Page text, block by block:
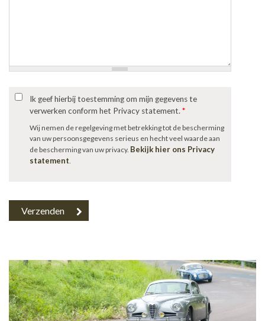
Ik geef hierbij toestemming om mijn gegevens te
verwerken conform het Privacy statement. *
Wij nemen de regelgeving met betrekking tot de bescherming
van uw persoonsgegevens serieus en hecht veel waarde aan
de bescherming van uw privacy. Bekijk hier ons Privacy
statement.